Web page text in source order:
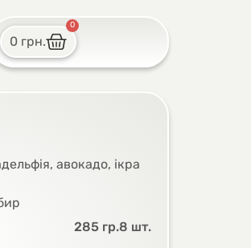
0 грн.
0
авокадо, ікра
285 гр.8 шт.